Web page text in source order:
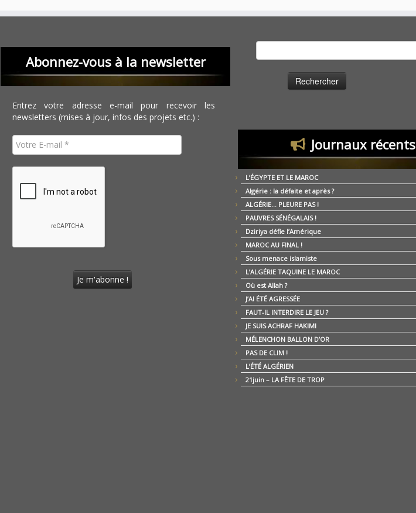
Abonnez-vous à la newsletter
Entrez votre adresse e-mail pour recevoir les
newsletters (mises à jour, infos des projets etc.) :
Journaux récents
L’ÉGYPTE ET LE MAROC
Algérie : la défaite et après ?
ALGÉRIE… PLEURE PAS !
PAUVRES SÉNÉGALAIS !
Dziriya défie l’Amérique
MAROC AU FINAL !
Sous menace islamiste
L’ALGÉRIE TAQUINE LE MAROC
Où est Allah ?
J’AI ÉTÉ AGRESSÉE
FAUT-IL INTERDIRE LE JEU ?
JE SUIS ACHRAF HAKIMI
MÉLENCHON BALLON D’OR
PAS DE CLIM !
L’ÉTÉ ALGÉRIEN
21juin – LA FÊTE DE TROP